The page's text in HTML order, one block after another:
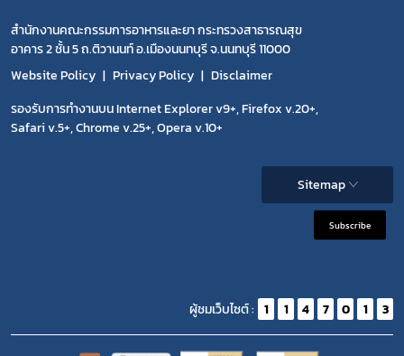
สำนักงานคณะกรรมการอาหารและยา กระทรวงสาธารณสุข
อาคาร 2 ชั้น 5 ถ.ติวานนท์ อ.เมืองนนทบุรี จ.นนทบุรี 11000
Website Policy
Privacy Policy
Disclaimer
รองรับการทำงานบน Internet Explorer v9+, Firefox v.20+,
Safari v.5+, Chrome v.25+, Opera v.10+
Sitemap
Subscribe
ผู้ชมเว็บไซต์ : 1 1 4 7 0 1 3